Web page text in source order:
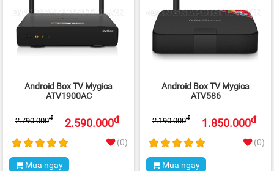
Android Box TV Mygica
ATV1900AC
2.590.000đ
2.790.000đ
(0)
Mua ngay
Android Box TV Mygica
ATV586
1.850.000đ
2.190.000đ
(0)
Mua ngay